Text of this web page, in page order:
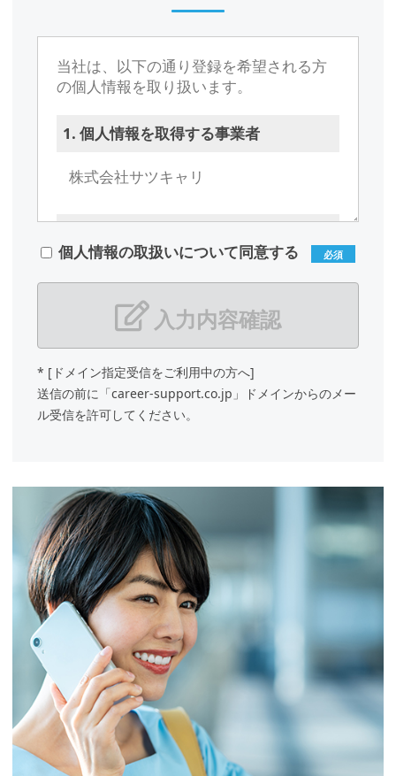
当社は、以下の通り登録を希望される方
の個人情報を取り扱います。
1. 個人情報を取得する事業者
株式会社サツキャリ
メールアドレス：
support.co.jp
TEL：011-281-5423
3. 個人情報の利用目的
スタッフ登録の打合せ等に関す
るご連絡
その他、当社人材サービスにお
ける各種のご案内
4. 個人情報の委託
当社は、上記3の利用目的の範囲内
で、個人情報の全部もしくは一部を他
の事業者に委託する場合があります。
この場合、個人情報保護水準の高い委
託先を選定し、個人情報の適正管理・
個人情報の取扱いについて同意する 必須
入力内容確認
* [ドメイン指定受信をご利⽤中の⽅へ]
送信の前に「career-support.co.jp」ドメインからのメー
ル受信を許可してください。